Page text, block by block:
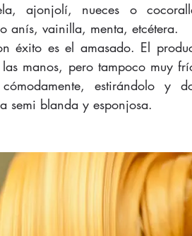
ajonjolí, nueces o
anís, vainilla, menta, etcétera.
éxito es el amasado. El
manos, pero tampoco muy
estirándolo y
semi blanda y esponjosa.